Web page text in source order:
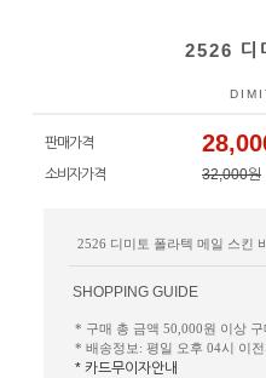
2526 디
판매가격
소비자가격 32,000원
2526 디미토 폴라텍 메일 스킨
SHOPPING GUIDE
* 구매 총 금액 50,000원 이상 구
* 배송정보: 평일 오후 04시 이
* 카드무이자안내